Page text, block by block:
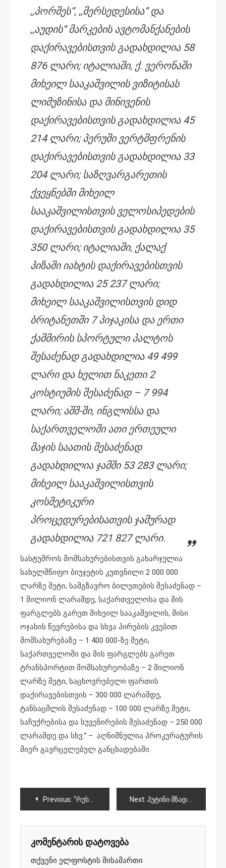
,,პორშეს“, ,,მერსედესისა“ და
,,აუდის“ მარკების ავტომანქანების
დაქირავებისთვის გადახდილია 58
876 ლარი; იტალიაში, ქ. ვერონაში
მიხეილ სააკაშვილის ვიზიტისას
ლიმუზინისა და მინივენის
დაქირავებისთვის გადახდილია 45
214 ლარი; პერუში ვერტმფრენის
დაქირავებისთვის გადახდილია 33
204 ლარი; საზღვარგარეთის
ქვეყნებში მიხეილ
სააკაშვილისთვის ველოსიპედების
დაქირავებისთვის გადახდილია 35
350 ლარი; იტალიაში, ქალაქ
პიზაში იახტის დაქირავებისთვის
გადახდილია 25 237 ლარი;
მიხეილ სააკაშვილისთვის დიდ
ბრიტანეთში 7 პიჯაკისა და ერთი
ქაშმირის სპორტული პალტოს
შესაძენად გადახდილია 49 499
ლარი და ხელით ნაკეთი 2
კოსტიუმის შესაძენად – 7 994
ლარი; აშშ-ში, ინგლისსა და
საქართველოში ათი ერთეული
მაჯის საათის შესაძენად
გადახდილია ჯამში 53 283 ლარი;
მიხეილ სააკაშვილისთვის
კოსმეტიკური
პროცედურებისათვის ჯამურად
გადახდილია 721 827 ლარი.
სასტუმროს მომსახურებისთვის გახარჯულია
სახელმწიფო ბიუჯეტის კუთვნილი 2 000 000
ლარზე მეტი, სამგზავრო ბილეთების შესაძენად –
1 მილიონ ლარამდე, საქართველოსა და მის
ფარგლებს გარეთ მიხეილ სააკაშვილის, მისი
ოჯახის წევრებისა და სხვა პირების კვებით
მომსახურებაზე – 1 400 000-ზე მეტი,
საქართველოში და მის ფარგლებს გარეთ
ტრანსპორტით მომსახურეობაზე – 2 მილიონ
ლარზე მეტი, საცხოვრებელი ფართის
დაქირავებისთვის – 300 000 ლარამდე,
ტანსაცმლის შესაძენად – 100 000 ლარზე მეტი,
საჩუქრებისა და სუვენირების შესაძენად – 250 000
ლარამდე და სხვ.“ – აღნიშნულია პროკურატურის
მიერ გავრცელებულ განცხადებაში.
პოსტის
ნავიგაცია
Previous: “რუსეთისთვის სასჯელი შეიძლება იყოს „დამანგრეველი“, თუ ომის გაგრძელებას გადაწყვეტს” Next: პუტინი მზადაა შეწყვიტოს ომი უკრაინაში
კომენტარის დატოვება
თქვენი ელფოსტის მისამართი